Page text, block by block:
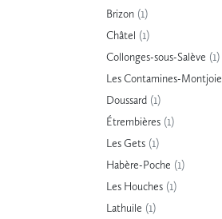
Brizon (1)
Châtel (1)
Collonges-sous-Salève (1)
Les Contamines-Montjoie
Doussard (1)
Étrembières (1)
Les Gets (1)
Habère-Poche (1)
Les Houches (1)
Lathuile (1)